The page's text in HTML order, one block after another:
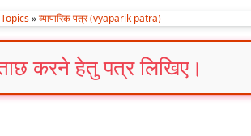
Topics»व्यापारिक पत्र (vyaparik patra)
करने हेतु पत्र लिखिए।